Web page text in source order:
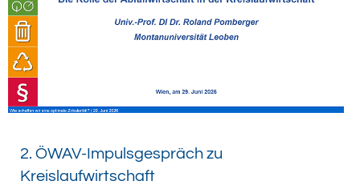
2. ÖWAV-Impulsgespräch zu
Kreislaufwirtschaft